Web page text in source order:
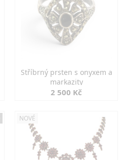
Stříbrný prsten s onyxem a
markazity
2 500 Kč
NOVÉ